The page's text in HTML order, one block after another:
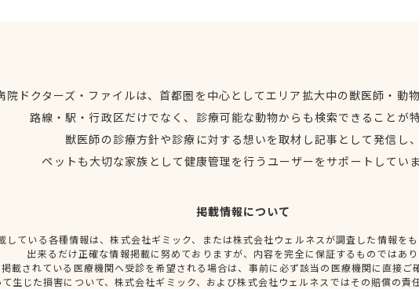
院ドクターズ・ファイルは、首都圏を中心としてエリア拡大中の獣医師・動
路線・駅・行政区だけでなく、診療可能な動物からも検索できることが
獣医師の診療方針や診療に対する想いを取材し記事として発信し
ペットも大切な家族として健康管理を行うユーザーをサポートしてい
掲載情報について
している各種情報は、株式会社ギミック、または株式会社ウェルネスが調査した情報を
出来るだけ正確な情報掲載に努めておりますが、内容を完全に保証するものではあ
掲載されている医療機関へ受診を希望される場合は、事前に必ず該当の医療機関に直接ご
生じた損害について、株式会社ギミック、および株式会社ウェルネスではその賠償の責